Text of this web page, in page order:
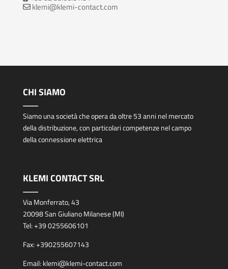
klemi@klemi-contact.com
CHI SIAMO
Siamo una società che opera da oltre 53 anni nel mercato
della distribuzione, con particolari competenze nel campo
della connessione elettrica
KLEMI CONTACT SRL
Via Monferrato, 43
20098 San Giuliano Milanese (MI)
Tel:+39 0255606101
Fax:+390255607143
Email: klemi@klemi-contact.com